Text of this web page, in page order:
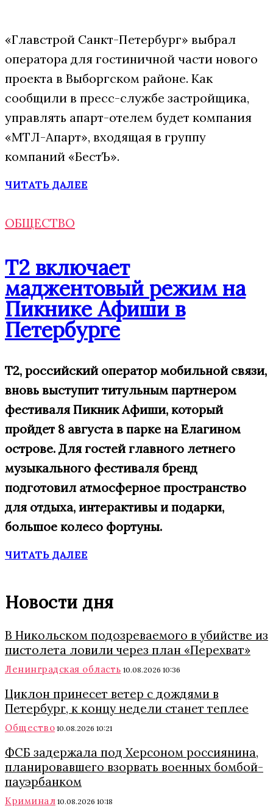
«Главстрой Санкт-Петербург» выбрал
оператора для гостиничной части нового
проекта в Выборгском районе. Как
сообщили в пресс-службе застройщика,
управлять апарт-отелем будет компания
«МТЛ-Апарт», входящая в группу
компаний «БестЪ».
ЧИТАТЬ ДАЛЕЕ
ОБЩЕСТВО
Т2 включает
маджентовый режим на
Пикнике Афиши в
Петербурге
Т2, российский оператор мобильной связи,
вновь выступит титульным партнером
фестиваля Пикник Афиши, который
пройдет 8 августа в парке на Елагином
острове. Для гостей главного летнего
музыкального фестиваля бренд
подготовил атмосферное пространство
для отдыха, интерактивы и подарки,
большое колесо фортуны.
ЧИТАТЬ ДАЛЕЕ
Новости дня
В Никольском подозреваемого в убийстве из
пистолета ловили через план «Перехват»
Ленинградская область 10.08.2026 10:36
Циклон принесет ветер с дождями в
Петербург, к концу недели станет теплее
Общество 10.08.2026 10:21
ФСБ задержала под Херсоном россиянина,
планировавшего взорвать военных бомбой-
пауэрбанком
Криминал 10.08.2026 10:18